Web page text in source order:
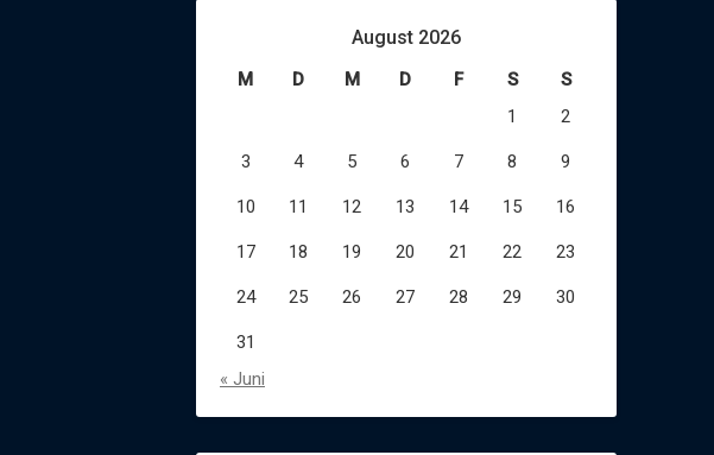
August 2026
M D M D F S
S
1
2
3 4 5 6 7 8 9
10 11 12 13 14 15 16
17 18 19 20 21 22 23
24 25 26 27 28 29 30
31
« Juni